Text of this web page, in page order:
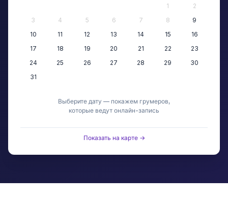
1
2
3
4 5 6 7 8
9
10
11 12 13 14 15
16
17
18 19 20 21 22
23
24
25 26 27 28 29
30
31
Выберите дату — покажем грумеров,
которые ведут онлайн-запись
Показать на карте →